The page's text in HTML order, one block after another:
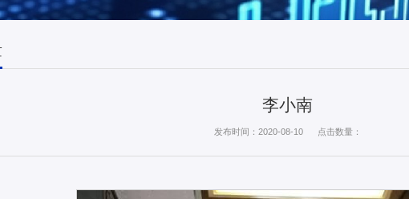
李小南
发布时间：2020-08-10 点击数量：